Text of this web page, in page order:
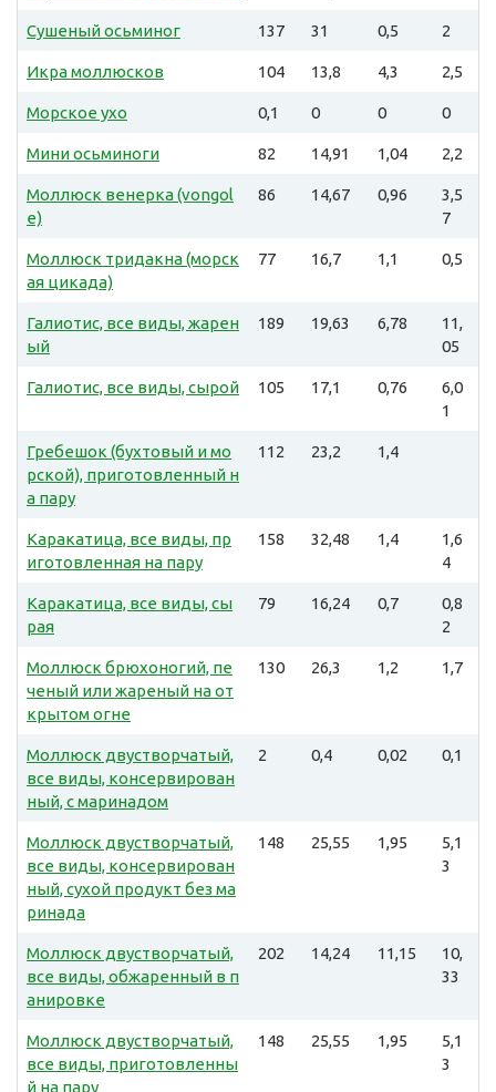
Сушеный осьминог 137 31 0,5 2
Икра моллюсков 104 13,8 4,3 2,5
Морское ухо 0,1 0 0 0
Мини осьминоги 82 14,91 1,04 2,2
Моллюск венерка (vongol
e)
86 14,67 0,96
3,5
7
Моллюск тридакна (морск
ая цикада)
77 16,7 1,1 0,5
Галиотис, все виды, жарен
ый
189 19,63 6,78
11,
05
Галиотис, все виды, сырой 105 17,1 0,76
6,0
1
Гребешок (бухтовый и мо
рской), приготовленный н
а пару
112 23,2 1,4
Каракатица, все виды, пр
иготовленная на пару
158 32,48 1,4
1,6
4
Каракатица, все виды, сы
рая
79 16,24 0,7
0,8
2
Моллюск брюхоногий, пе
ченый или жареный на от
крытом огне
130 26,3 1,2 1,7
Моллюск двустворчатый,
все виды, консервирован
ный, с маринадом
2 0,4 0,02 0,1
Моллюск двустворчатый,
все виды, консервирован
ный, сухой продукт без ма
ринада
148 25,55 1,95
5,1
3
Моллюск двустворчатый,
все виды, обжаренный в п
анировке
202 14,24 11,15
10,
33
Моллюск двустворчатый,
все виды, приготовленны
й на пару
148 25,55 1,95
5,1
3